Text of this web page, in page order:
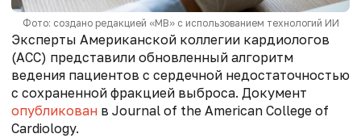
Фото: создано редакцией «МВ» с использованием технологий ИИ
Эксперты Американской коллегии кардиологов
(ACC) представили обновленный алгоритм
ведения пациентов с сердечной недостаточностью
с сохраненной фракцией выброса. Документ
опубликован в Journal of the American College of
Cardiology.